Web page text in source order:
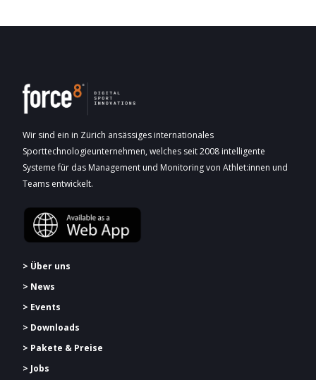
Wir sind ein in Zürich ansässiges internationales
Sporttechnologieunternehmen, welches seit 2008 intelligente
Systeme für das Management und Monitoring von Athlet:innen und
Teams entwickelt.
> Über uns
> News
> Events
> Downloads
> Pakete & Preise
> Jobs